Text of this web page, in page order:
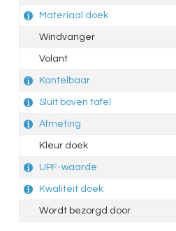
Materiaal doek
Windvanger
Volant
Kantelbaar
Sluit boven tafel
Afmeting
Kleur doek
UPF-waarde
Kwaliteit doek
Wordt bezorgd door